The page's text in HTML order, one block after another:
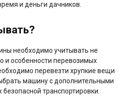
и деньги дачников.
необходимо учитывать не
и особенности перевозимых
перевезти хрупкие вещи
машину с дополнительными
транспортировки.